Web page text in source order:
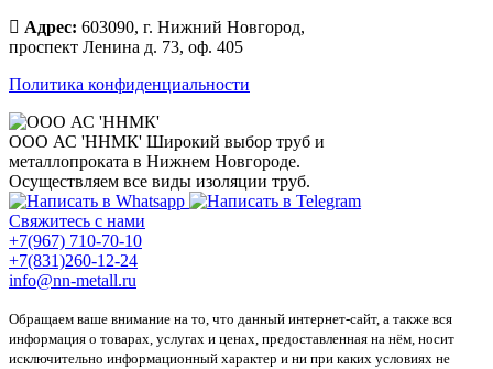
Адрес: 603090, г. Нижний Новгород,
проспект Ленина д. 73, оф. 405
Политика конфиденциальности
ООО АС 'ННМК' Широкий выбор труб и
металлопроката в Нижнем Новгороде.
Осуществляем все виды изоляции труб.
Свяжитесь с нами
+7(967) 710-70-10
+7(831)260-12-24
info@nn-metall.ru
Обращаем ваше внимание на то, что данный интернет-сайт, а также вся
информация о товарах, услугах и ценах, предоставленная на нём, носит
исключительно информационный характер и ни при каких условиях не